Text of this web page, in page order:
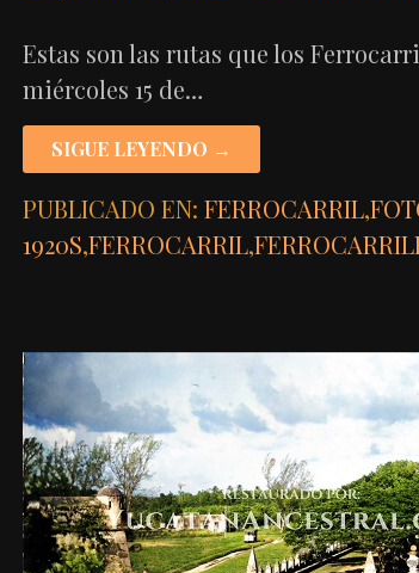
Estas son las rutas que los
miércoles 15 de…
SIGUE LEYENDO →
PUBLICADO EN: FERROCARRIL,
1920S,FERROCARRIL,